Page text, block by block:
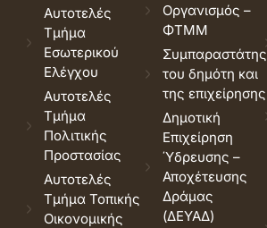
Αυτοτελές
Τμήμα
Εσωτερικού
Ελέγχου
Αυτοτελές
Τμήμα
Πολιτικής
Προστασίας
Αυτοτελές
Τμήμα Τοπικής
Οικονομικής
Οργανισμός –
ΦΤΜΜ
Συμπαραστάτης
του δημότη και
της επιχείρησης
Δημοτική
Επιχείρηση
Ύδρευσης –
Αποχέτευσης
Δράμας
(ΔΕΥΑΔ)